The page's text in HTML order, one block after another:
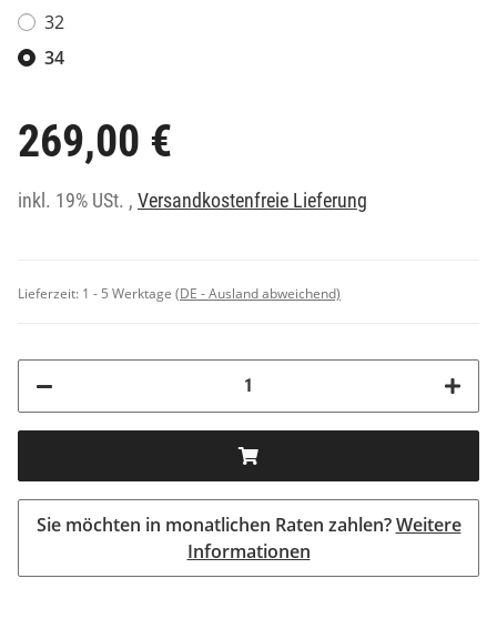
32
34
269,00 €
inkl. 19% USt. , Versandkostenfreie Lieferung
Lieferzeit: 1 - 5 Werktage (DE - Ausland abweichend)
Sie möchten in monatlichen Raten zahlen?Weitere
Informationen